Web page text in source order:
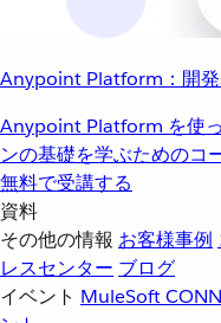
Anypoint Platform：開
Anypoint Platform を使
ンの基礎を学ぶためのコ
無料で受講する
資料
その他の情報 お客様事例
レスセンター ブログ
イベント MuleSoft